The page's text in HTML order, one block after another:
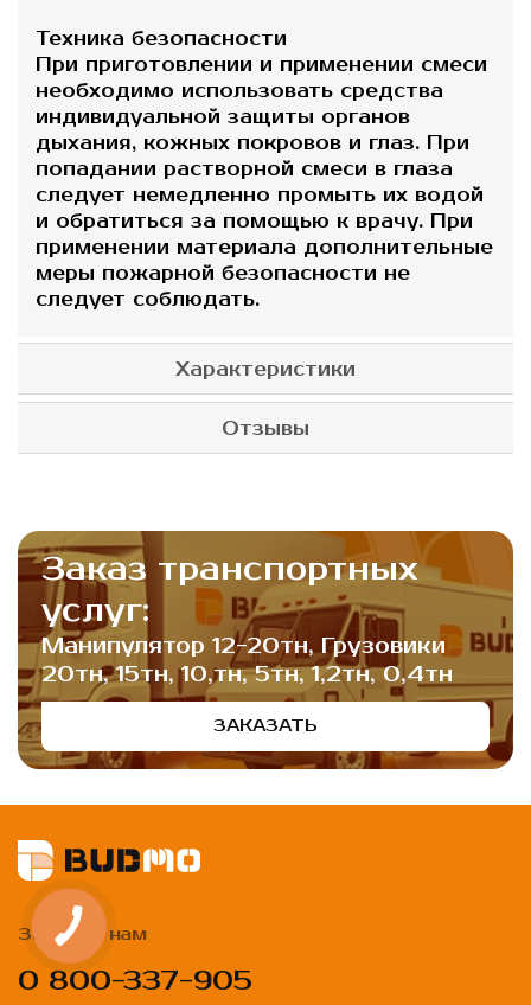
Техника безопасности
При приготовлении и применении смеси
необходимо использовать средства
индивидуальной защиты органов
дыхания, кожных покровов и глаз. При
попадании растворной смеси в глаза
следует немедленно промыть их водой
и обратиться за помощью к врачу. При
применении материала дополнительные
меры пожарной безопасности не
следует соблюдать.
Характеристики
Отзывы
Заказ транспортных
услуг:
Манипулятор 12-20тн, Грузовики
20тн, 15тн, 10,тн, 5тн, 1,2тн, 0,4тн
ЗАКАЗАТЬ
Звоните нам
0 800-337-905